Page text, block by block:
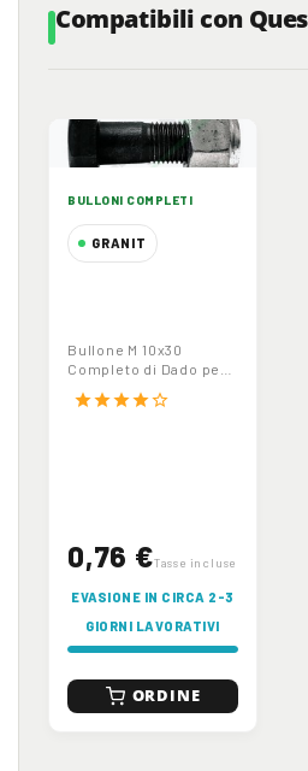
Compatibili con
BULLONI COMPLETI
GRANIT
Zappette | 10.9
Bullone M 10x30
Completo di Dado per
starstarstarstarstar_border
0,76 €Tasse incluse
EVASIONE IN CIRCA 2-3
GIORNI LAVORATIVI
ORDINE